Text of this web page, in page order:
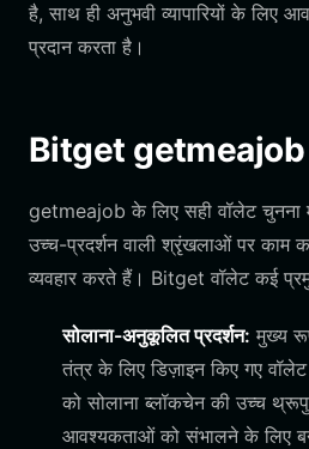
है, साथ ही अनुभवी व्यापारियों के लिए
प्रदान करता है।
Bitget getmeajob
getmeajob के लिए सही वॉलेट चुनना
उच्च-प्रदर्शन वाली श्रृंखलाओं पर काम
व्यवहार करते हैं। Bitget वॉलेट कई
सोलाना-अनुकूलित प्रदर्शन: मुख्य
तंत्र के लिए डिज़ाइन किए गए
को सोलाना ब्लॉकचेन की उच्च
आवश्यकताओं को संभालने के लिए